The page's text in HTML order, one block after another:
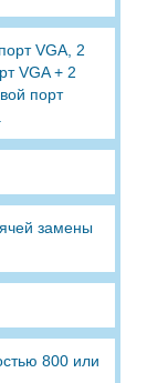
VGA, 2
VGA + 2
порт
замены
800 или